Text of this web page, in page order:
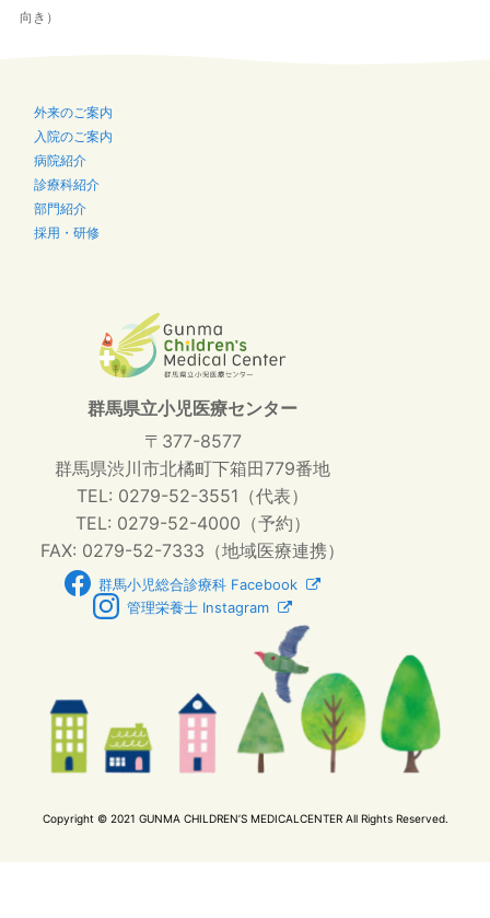
向き）
外来のご案内
入院のご案内
病院紹介
診療科紹介
部門紹介
採用・研修
群馬県立小児医療センター
〒377-8577
群馬県渋川市北橘町下箱田779番地
TEL: 0279-52-3551（代表）
TEL: 0279-52-4000（予約）
FAX: 0279-52-7333（地域医療連携）
群馬小児総合診療科 Facebook
管理栄養士 Instagram
Copyright © 2021 GUNMA CHILDREN’S MEDICALCENTER All Rights Reserved.